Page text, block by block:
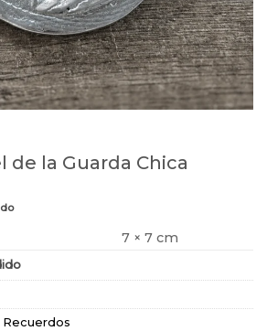
de la Guarda Chica
7 × 7 cm
Recuerdos